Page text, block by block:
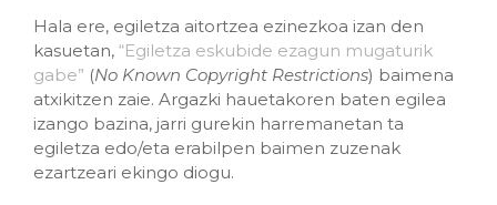
Hala ere, egiletza aitortzea ezinezkoa izan den
kasuetan, “Egiletza eskubide ezagun mugaturik
gabe” (No Known Copyright Restrictions) baimena
atxikitzen zaie. Argazki hauetakoren baten egilea
izango bazina, jarri gurekin harremanetan ta
egiletza edo/eta erabilpen baimen zuzenak
ezartzeari ekingo diogu.